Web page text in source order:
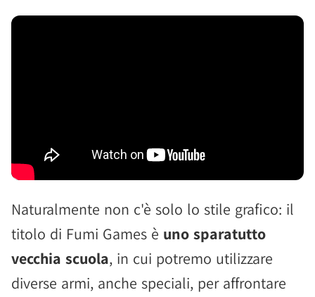
Naturalmente non c'è solo lo stile grafico: il
titolo di Fumi Games è uno sparatutto
vecchia scuola, in cui potremo utilizzare
diverse armi, anche speciali, per affrontare